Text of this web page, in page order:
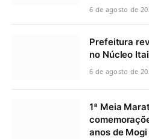
6 de agosto de
Prefeitura
no Núcleo
6 de agosto de
1ª Meia
anos de